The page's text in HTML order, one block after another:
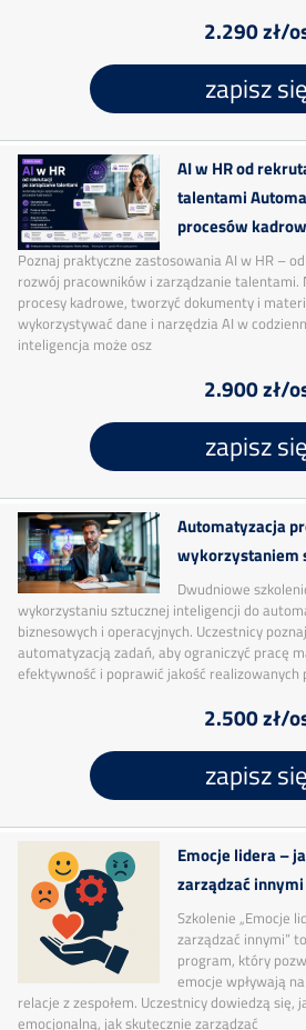
2.290 zł/
zapisz się
AI w HR od
talentami
procesów
Poznaj praktyczne zastosowania AI w HR –
rozwój pracowników i zarządzanie talentami.
procesy kadrowe, tworzyć dokumenty i
wykorzystywać dane i narzędzia AI w
inteligencja może osz
2.900 zł/
zapisz się
Automatyzacja
wykorzystaniem
Dwudniowe
wykorzystaniu sztucznej inteligencji do
biznesowych i operacyjnych. Uczestnicy
automatyzacją zadań, aby ograniczyć pracę
efektywność i poprawić jakość realizowanych
2.500 zł/
zapisz się
Emocje lidera –
zarządzać innymi
Szkolenie „Emocje
zarządzać innymi”
program, który
emocje wpływają
relacje z zespołem. Uczestnicy dowiedzą się,
emocjonalną, jak skutecznie zarządzać